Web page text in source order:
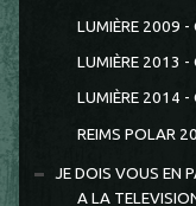
LUMIÈRE 2009 -
LUMIÈRE 2013 -
LUMIÈRE 2014 -
REIMS POLAR
JE DOIS VOUS EN
A LA